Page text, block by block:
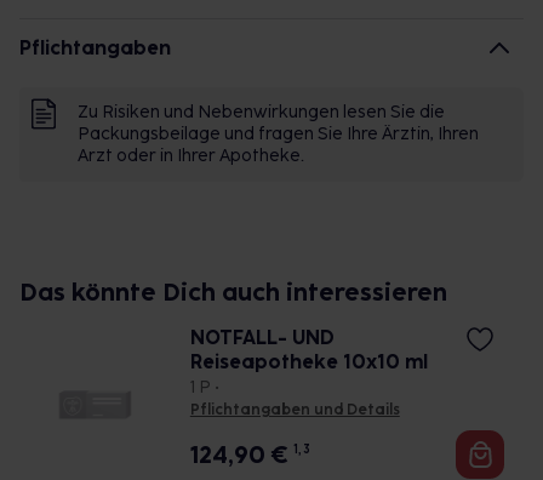
Pflichtangaben
Zu Risiken und Nebenwirkungen lesen Sie die
Packungsbeilage und fragen Sie Ihre Ärztin, Ihren
Arzt oder in Ihrer Apotheke.
Das könnte Dich auch interessieren
NOTFALL- UND
Reiseapotheke 10x10 ml
1 P •
Pflichtangaben und Details
124,90 € 1, 3